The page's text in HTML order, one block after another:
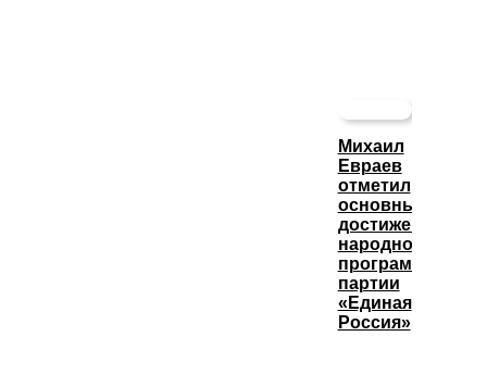
Михаил
Евраев
отметил
основные
достижения
народной
программы
партии
«Единая
Россия»